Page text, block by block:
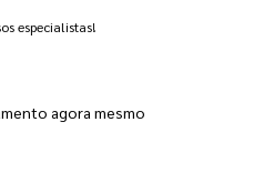
especialistas!
agora mesmo